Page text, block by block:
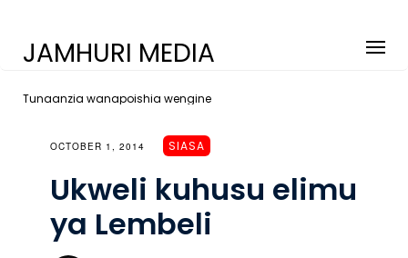
JAMHURI MEDIA
Tunaanzia wanapoishia wengine
OCTOBER 1, 2014 SIASA
Ukweli kuhusu elimu
ya Lembeli